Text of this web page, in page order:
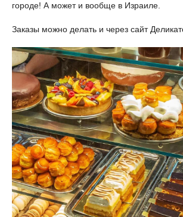
городе! А может и вообще в Израиле.
Заказы можно делать и через сайт